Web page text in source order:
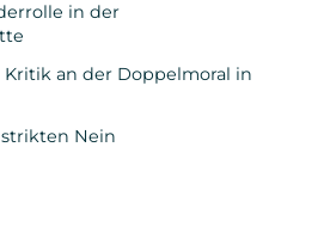
in der
an der Doppelmoral in
Nein